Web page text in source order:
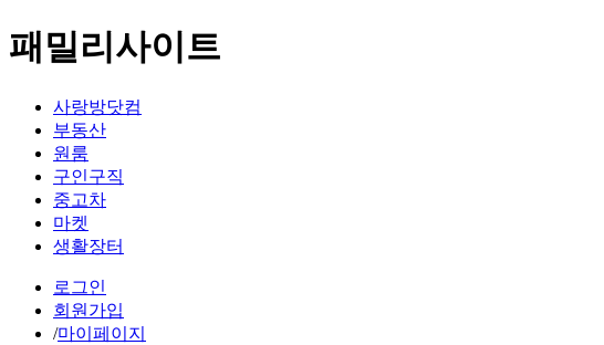
패밀리사이트
사랑방닷컴
부동산
원룸
구인구직
중고차
마켓
생활장터
로그인
회원가입
/마이페이지